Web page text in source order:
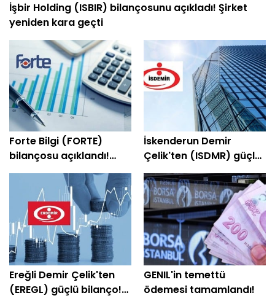
İşbir Holding (ISBIR) bilançosunu açıkladı! Şirket
yeniden kara geçti
Forte Bilgi (FORTE)
bilançosu açıklandı!
Şirket yeniden kâra
İskenderun Demir
Çelik'ten (ISDMR) güçlü
bilanço! Net kâr yüzde
203 arttı
Ereğli Demir Çelik'ten
(EREGL) güçlü bilanço!
GENIL'in temettü
ödemesi tamamlandı!